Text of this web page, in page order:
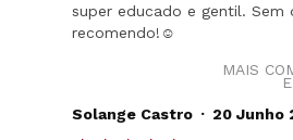
super educado e gentil. Sem
recomendo!☺️
MAIS
Solange Castro . 20 Junho